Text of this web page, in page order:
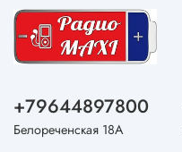
+79644897800
Белореченская 18А